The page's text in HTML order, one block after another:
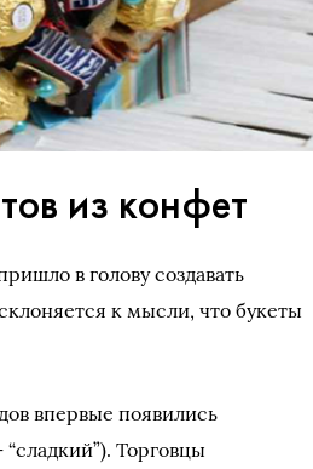
из конфет
в голову создавать
к мысли, что букеты
впервые появились
Торговцы